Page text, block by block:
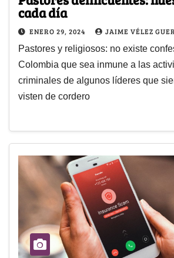
cada día
ENERO 29, 2024 JAIME VÉLEZ
Pastores y religiosos: no existe
Colombia que sea inmune a las
criminales de algunos líderes que
visten de cordero